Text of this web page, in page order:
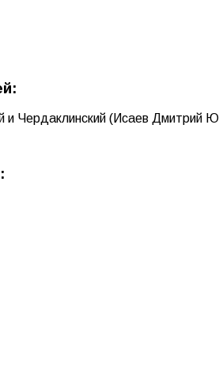
и Чердаклинский (Исаев Дмитрий